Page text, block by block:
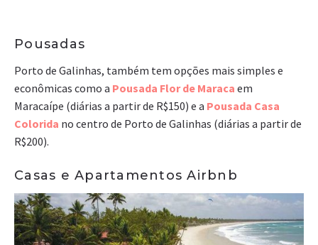
Pousadas
Porto de Galinhas, também tem opções mais simples e
econômicas como a Pousada Flor de Maraca em
Maracaípe (diárias a partir de R$150) e a Pousada Casa
Colorida no centro de Porto de Galinhas (diárias a partir de
R$200).
Casas e Apartamentos Airbnb